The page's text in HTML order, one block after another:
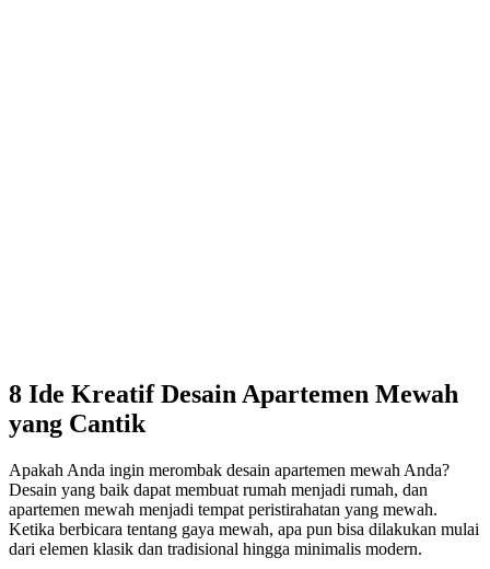
8 Ide Kreatif Desain Apartemen Mewah
yang Cantik
Apakah Anda ingin merombak desain apartemen mewah Anda?
Desain yang baik dapat membuat rumah menjadi rumah, dan
apartemen mewah menjadi tempat peristirahatan yang mewah.
Ketika berbicara tentang gaya mewah, apa pun bisa dilakukan mulai
dari elemen klasik dan tradisional hingga minimalis modern.